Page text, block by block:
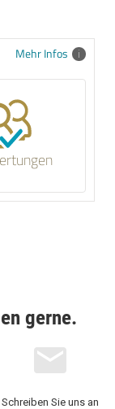
Mehr Infos
gerne.
Schreiben Sie uns an